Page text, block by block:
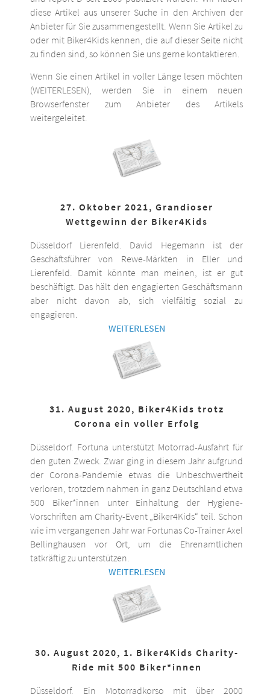
diese Artikel aus unserer Suche in den Archiven der
Anbieter für Sie zusammengestellt. Wenn Sie Artikel zu
oder mit Biker4Kids kennen, die auf dieser Seite nicht
zu finden sind, so können Sie uns gerne kontaktieren.
Wenn Sie einen Artikel in voller Länge lesen möchten
(WEITERLESEN), werden Sie in einem neuen
Browserfenster zum Anbieter des Artikels
weitergeleitet.
27. Oktober 2021, Grandioser
Wettgewinn der Biker4Kids
Düsseldorf Lierenfeld. David Hegemann ist der
Geschäftsführer von Rewe-Märkten in Eller und
Lierenfeld. Damit könnte man meinen, ist er gut
beschäftigt. Das hält den engagierten Geschäftsmann
aber nicht davon ab, sich vielfältig sozial zu
engagieren.
WEITERLESEN
31. August 2020, Biker4Kids trotz
Corona ein voller Erfolg
Düsseldorf. Fortuna unterstützt Motorrad-Ausfahrt für
den guten Zweck. Zwar ging in diesem Jahr aufgrund
der Corona-Pandemie etwas die Unbeschwertheit
verloren, trotzdem nahmen in ganz Deutschland etwa
500 Biker*innen unter Einhaltung der Hygiene-
Vorschriften am Charity-Event „Biker4Kids“ teil. Schon
wie im vergangenen Jahr war Fortunas Co-Trainer Axel
Bellinghausen vor Ort, um die Ehrenamtlichen
tatkräftig zu unterstützen.
WEITERLESEN
30. August 2020, 1. Biker4Kids Charity-
Ride mit 500 Biker*innen
Düsseldorf. Ein Motorradkorso mit über 2000